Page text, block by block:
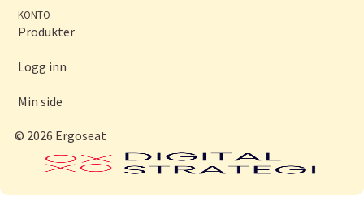
KONTO
Produkter
Logg inn
Min side
© 2026 Ergoseat